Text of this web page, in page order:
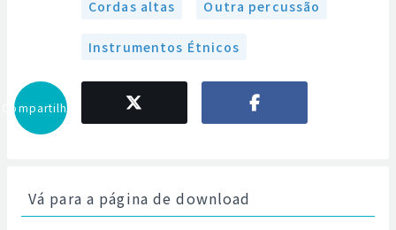
Cordas altas Outra percussão
Instrumentos Étnicos
Compartilhar
Vá para a página de download